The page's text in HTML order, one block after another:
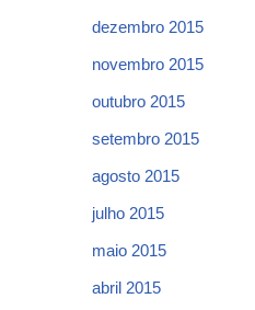
dezembro 2015
novembro 2015
outubro 2015
setembro 2015
agosto 2015
julho 2015
maio 2015
abril 2015